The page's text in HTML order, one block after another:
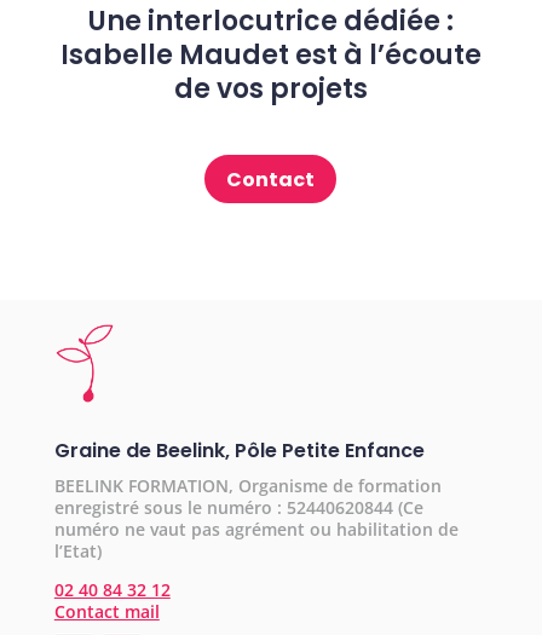
Une interlocutrice dédiée :
Isabelle Maudet est à l’écoute
de vos projets
Contact
Graine de Beelink, Pôle Petite Enfance
BEELINK FORMATION, Organisme de formation
enregistré sous le numéro : 52440620844 (Ce
numéro ne vaut pas agrément ou habilitation de
l’Etat)
02 40 84 32 12
Contact mail